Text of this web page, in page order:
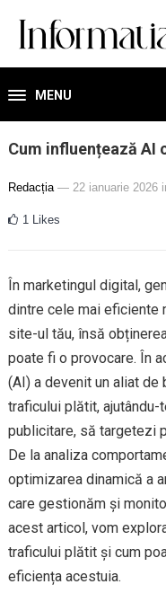
MENU
Cum influențează
Redacția — 22 ianuarie 2026
1 Likes
În marketingul digital,
dintre cele mai eficiente
site-ul tău, însă
poate fi o provocare. În
(AI) a devenit un aliat
traficului plătit,
publicitare, să targetezi
De la analiza
optimizarea dinamică a
care gestionăm și
acest articol, vom
traficului plătit și cum
eficiența acestuia.